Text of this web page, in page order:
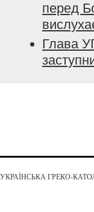
перед
Глава
УКРАЇНСЬКА ГРЕКО-